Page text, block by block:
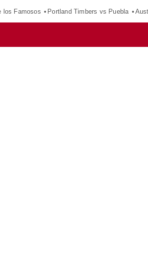
los Famosos Portland Timbers vs Puebla